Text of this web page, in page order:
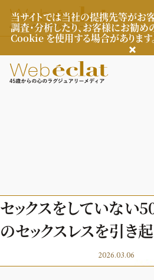
当サイトでは当社の提携先等がお
調査・分析したり、お客様にお勧
Cookie を使用する場合があります
8月の毎日コーデ
50代なに着てる？
ヘアスタイル・ヘアケア
エイジングケア
ヘルスケア
ヘルスケアTOPICS
ライフスタイル
車・家電
エクラ 華組
セックスをしていない
のセックスレスを引き
2026.03.06